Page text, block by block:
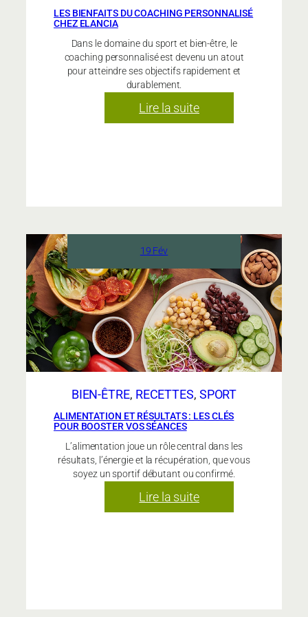
LES BIENFAITS DU COACHING PERSONNALISÉ
CHEZ ELANCIA
Dans le domaine du sport et bien-être, le
coaching personnalisé est devenu un atout
pour atteindre ses objectifs rapidement et
durablement.
Lire la suite:
Les
19 Fév
BIEN-ÊTRE, RECETTES, SPORT
ALIMENTATION ET RÉSULTATS : LES CLÉS
POUR BOOSTER VOS SÉANCES
L’alimentation joue un rôle central dans les
résultats, l’énergie et la récupération, que vous
soyez un sportif débutant ou confirmé.
Lire la suite:
ALIMENTATION